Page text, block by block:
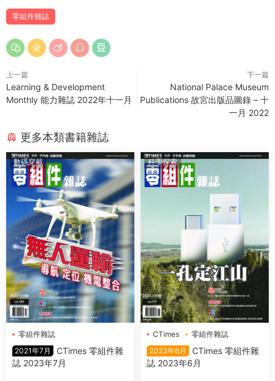
零組件雜誌
上一篇
Learning & Development
Monthly 能力雜誌 2022年十一月
下一篇
National Palace Museum
Publications 故宮出版品圖錄 – 十
一月 2022
更多本類書籍雜誌
數碼穿戴
零組件雜誌
2021年7月
CTimes 零組件雜
誌 2023年7月
科學探索
CTimes
零組件雜誌
2023年6月
CTimes 零組件雜
誌 2023年6月